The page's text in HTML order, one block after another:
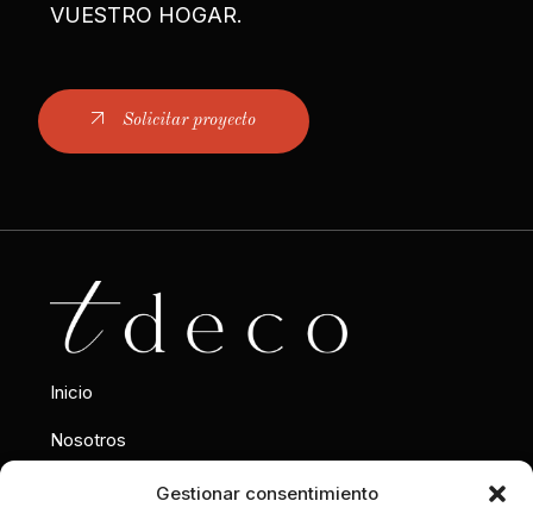
Gestionar consentimiento
VUESTRO HOGAR.
Solicitar proyecto
Inicio
Nosotros